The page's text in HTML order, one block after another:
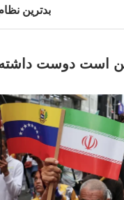
بدترین
است دوست داشته